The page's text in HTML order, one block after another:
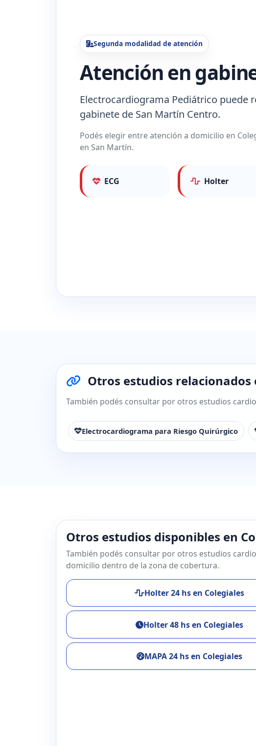
Segunda modalidad de atención
Atención en
Electrocardiograma Pediátrico puede
gabinete de San Martín Centro.
Podés elegir entre atención a domicilio en
en San Martín.
ECG Holter
Otros estudios relacionados
También podés consultar por otros estudios
Electrocardiograma para Riesgo Quirúrgico
Otros estudios disponibles en
También podés consultar por otros estudios
domicilio dentro de la zona de cobertura.
Holter 24 hs en Colegiales
Holter 48 hs en Colegiales
MAPA 24 hs en Colegiales